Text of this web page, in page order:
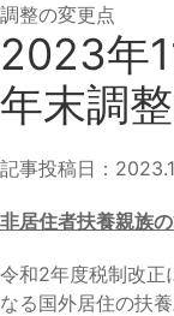
調整の変更点
2023年
年末調
記事投稿日：
非居住者扶養親族
令和2年度税制改正
なる国外居住の扶